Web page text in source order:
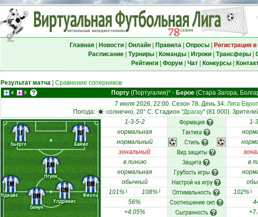
Главная| Новости| Онлайн| Правила| Опросы| Регистрация в
Расписание| Турниры| Команды| Игроки| Трансферы|
Рейтинги| Форум Чат| Конкурсы|
Результат матча Сравнение соперников
4 0 Порту (Португалия)* - Берое (Стара Загора,
7 июля 2026, 22:00. Сезон 78. День 34. Лига
Погода:
солнечно, 20° C. Стадион "Драгау" (81 000).
Ндиайе
Бенун
Улдрикис
Нгуен
Фиола
Бьёрге Хайме
LM
DM
CM
AM
RM
LF RF
1-3-5-2 Формация 1-
нормальная Тактика
нормальный
Стиль
зональный
Вид защиты
в линию
Защита
в
нормальная
Грубость игры
обычный
Настрой на игру
101%1 108%2 Оптимальность 102%1
56% Соотношение сил
+4.05%
Сыгранность